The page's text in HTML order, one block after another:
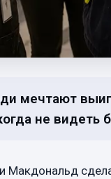
мечтают
не видеть
Макдональд